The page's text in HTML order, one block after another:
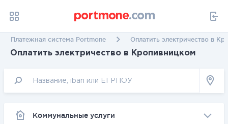
Платежная система Portmone Оплатить электричество в
Оплатить электричество в Кропивницком
Коммунальные услуги